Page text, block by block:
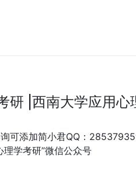
研 |西南大学应用心
可添加简小君QQ：
理学考研”微信公众号